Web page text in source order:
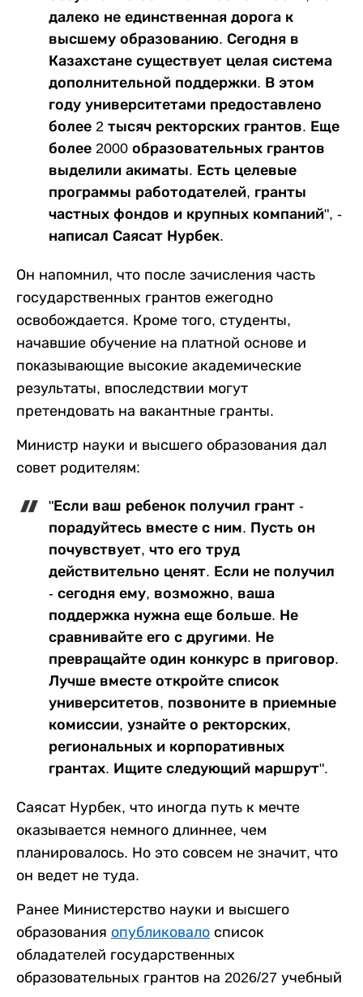
далеко не единственная дорога к
высшему образованию. Сегодня в
Казахстане существует целая система
дополнительной поддержки. В этом
году университетами предоставлено
более 2 тысяч ректорских грантов. Еще
более 2000 образовательных грантов
выделили акиматы. Есть целевые
программы работодателей, гранты
частных фондов и крупных компаний", -
написал Саясат Нурбек.
Он напомнил, что после зачисления часть
государственных грантов ежегодно
освобождается. Кроме того, студенты,
начавшие обучение на платной основе и
показывающие высокие академические
результаты, впоследствии могут
претендовать на вакантные гранты.
Министр науки и высшего образования дал
совет родителям:
"Если ваш ребенок получил грант -
порадуйтесь вместе с ним. Пусть он
почувствует, что его труд
действительно ценят. Если не получил
- сегодня ему, возможно, ваша
поддержка нужна еще больше. Не
сравнивайте его с другими. Не
превращайте один конкурс в приговор.
Лучше вместе откройте список
университетов, позвоните в приемные
комиссии, узнайте о ректорских,
региональных и корпоративных
грантах. Ищите следующий маршрут".
Саясат Нурбек, что иногда путь к мечте
оказывается немного длиннее, чем
планировалось. Но это совсем не значит, что
он ведет не туда.
Ранее Министерство науки и высшего
образования опубликовало список
обладателей государственных
образовательных грантов на 2026/27 учебный